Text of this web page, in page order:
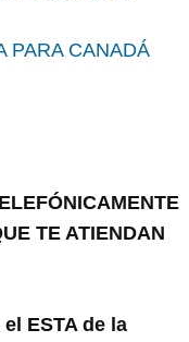
PARA CANADÁ
TE ATIENDAN
ESTA de la